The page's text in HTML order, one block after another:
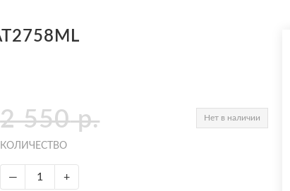
2 550р. Нет в наличии
КОЛИЧЕСТВО
— +